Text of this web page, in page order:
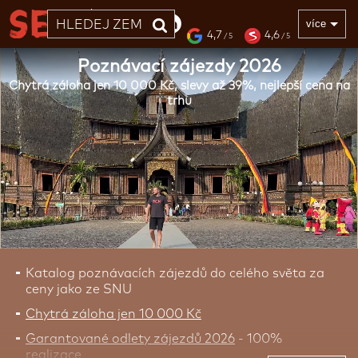
33 LET více
4,7 / 5 4,6 / 5
Poznávací zájezdy 2026
Chytrá záloha jen 10 000 Kč, slevy až 39%, nejlepší cena na
trhu
Katalog poznávacích zájezdů do celého světa za
ceny jako ze SNU
Chytrá záloha jen 10 000 Kč
Garantované odlety zájezdů 2026 - 100%
realizace